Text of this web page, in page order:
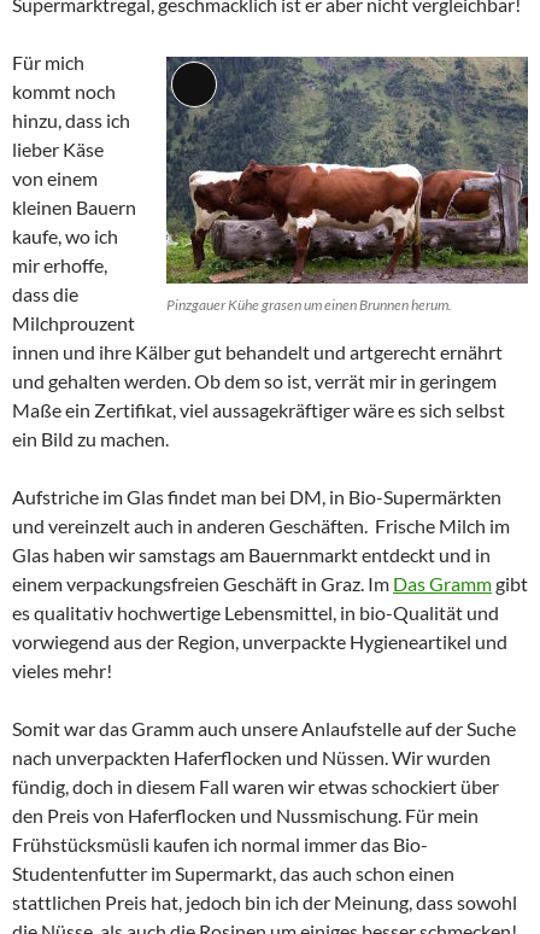
Lange
Beschreibung
Pinzgauer Kühe grasen um einen Brunnen herum.
Für mich
kommt noch
hinzu, dass ich
lieber Käse
von einem
kleinen Bauern
kaufe, wo ich
mir erhoffe,
dass die
Milchprouzent
innen und ihre Kälber gut behandelt und artgerecht ernährt
und gehalten werden. Ob dem so ist, verrät mir in geringem
Maße ein Zertifikat, viel aussagekräftiger wäre es sich selbst
ein Bild zu machen.
Aufstriche im Glas findet man bei DM, in Bio-Supermärkten
und vereinzelt auch in anderen Geschäften. Frische Milch im
Glas haben wir samstags am Bauernmarkt entdeckt und in
einem verpackungsfreien Geschäft in Graz. Im Das Grammgibt
es qualitativ hochwertige Lebensmittel, in bio-Qualität und
vorwiegend aus der Region, unverpackte Hygieneartikel und
vieles mehr!
Somit war das Gramm auch unsere Anlaufstelle auf der Suche
nach unverpackten Haferflocken und Nüssen. Wir wurden
fündig, doch in diesem Fall waren wir etwas schockiert über
den Preis von Haferflocken und Nussmischung. Für mein
Frühstücksmüsli kaufen ich normal immer das Bio-
Studentenfutter im Supermarkt, das auch schon einen
stattlichen Preis hat, jedoch bin ich der Meinung, dass sowohl